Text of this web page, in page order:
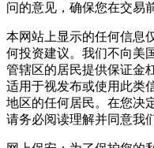
问的意见，确保您在交易
本网站上显示的任何信息
何投资建议。我们不向美
管辖区的居民提供保证金
适用于视发布或使用此类
地区的任何居民。在您决
请务必阅读理解并同意我